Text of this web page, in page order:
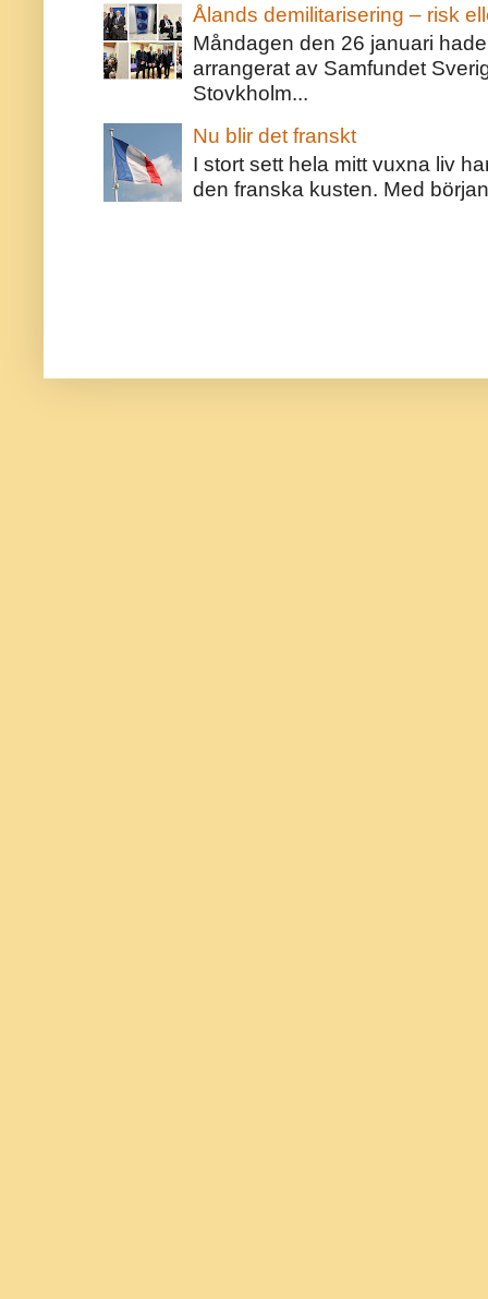
Ålands demilitarisering – risk
Måndagen den 26 januari
arrangerat av Samfundet
Stovkholm...
Nu blir det franskt
I stort sett hela mitt vuxna liv
den franska kusten. Med